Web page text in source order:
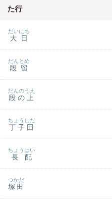
た行
大日
だいにち
段留
だんとめ
段の上
だんのうえ
丁子田
ちょうしだ
長配
ちょうはい
塚田
つかだ